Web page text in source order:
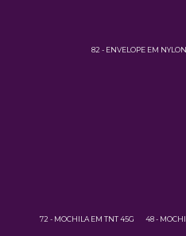
82 - ENVELOPE EM
72 - MOCHILA EM TNT 45G 48 -